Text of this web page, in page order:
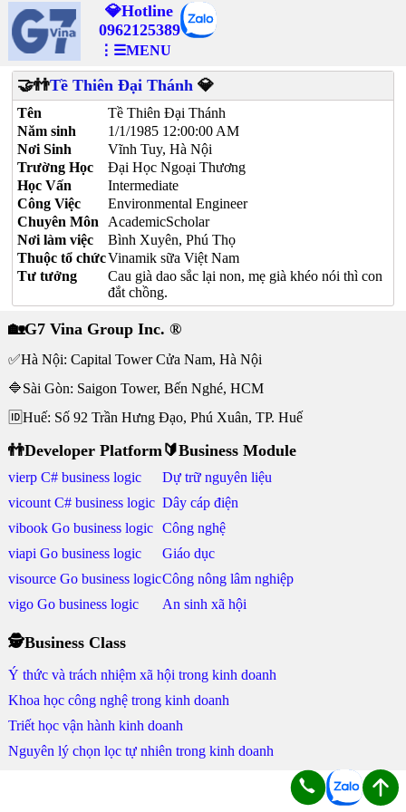
💎Hotline
0962125389
⋮☰MENU
🤝👬Tề Thiên Đại Thánh 💎
Tên
Tề Thiên Đại Thánh
Năm sinh
1/1/1985 12:00:00 AM
Nơi Sinh
Vĩnh Tuy, Hà Nội
Trường Học
Đại Học Ngoại Thương
Học Vấn
Intermediate
Công Việc
Environmental Engineer
Chuyên Môn
AcademicScholar
Nơi làm việc
Bình Xuyên, Phú Thọ
Thuộc tổ chứcVinamik sữa Việt Nam
Tư tưởng
Cau già dao sắc lại non, mẹ già khéo nói thì con
đắt chồng.
🏡G7 Vina Group Inc. ®
✅Hà Nội: Capital Tower Cửa Nam, Hà Nội
🔷Sài Gòn: Saigon Tower, Bến Nghé, HCM
🆔Huế: Số 92 Trần Hưng Đạo, Phú Xuân, TP. Huế
👬Developer Platform
vierp C# business logic
vicount C# business logic
vibook Go business logic
viapi Go business logic
visource Go business logic
vigo Go business logic
🔰Business Module
Dự trữ nguyên liệu
Dây cáp điện
Công nghệ
Giáo dục
Công nông lâm nghiệp
An sinh xã hội
🕵Business Class
Ý thức và trách nhiệm xã hội trong kinh doanh
Khoa học công nghệ trong kinh doanh
Triết học vận hành kinh doanh
Nguyên lý chọn lọc tự nhiên trong kinh doanh